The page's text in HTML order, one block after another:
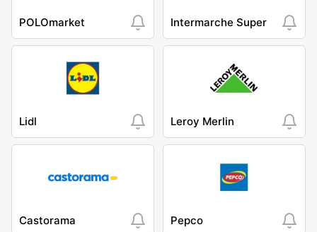
POLOmarket Intermarche Super
Lidl Leroy Merlin
Castorama Pepco